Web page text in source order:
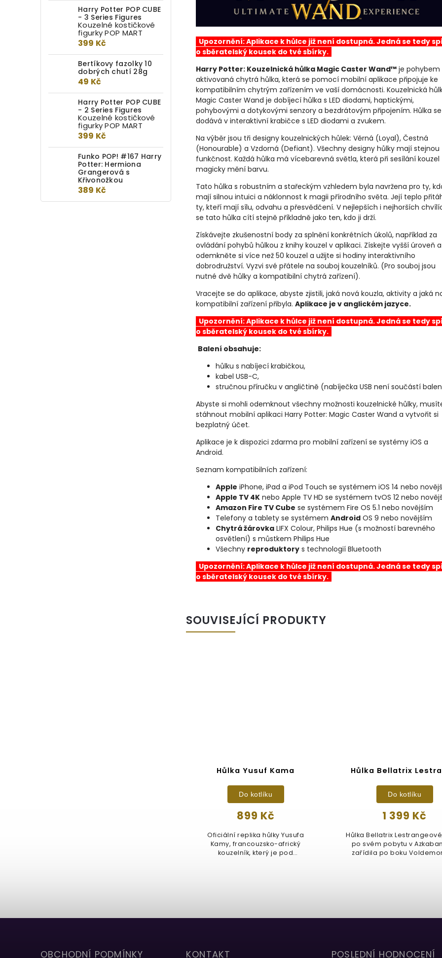
Harry Potter POP CUBE
- 3 Series Figures
Kouzelné kostičkové
figurky POP MART
399 Kč
Bertíkovy fazolky 10
dobrých chutí 28g
49 Kč
Harry Potter POP CUBE
- 2 Series Figures
Kouzelné kostičkové
figurky POP MART
399 Kč
Funko POP! #167 Harry
Potter: Hermiona
Grangerová s
Křivonožkou
389 Kč
Upozornění: Aplikace k hůlce již není dostupná. Jedná se tedy
o sběratelský kousek do tvé sbírky.
Harry Potter: Kouzelnická hůlka Magic Caster Wand™ je pohybem
aktivovaná chytrá hůlka, která se pomocí mobilní aplikace připojuje ke
kompatibilním chytrým zařízením ve vaší domácnosti. Kouzelnická
Magic Caster Wand je dobíjecí hůlka s LED diodami, haptickými,
pohybovými a dotykovými senzory a bezdrátovým připojením. Hůlka se
dodává v interaktivní krabičce s LED diodami a zvukem.
Na výběr jsou tři designy kouzelnických hůlek: Věrná (Loyal), Čestná
(Honourable) a Vzdorná (Defiant). Všechny designy hůlky mají stejnou
funkčnost. Každá hůlka má vícebarevná světla, která při sesílání kouzel
magicky mění barvu.
Tato hůlka s robustním a stařeckým vzhledem byla navržena pro ty,
mají silnou intuici a náklonnost k magii přírodního světa. Její teplo
ty, kteří mají sílu, odvahu a přesvědčení. V nejlepších i nejhorších
se tato hůlka cítí stejně příkladně jako ten, kdo ji drží.
Získávejte zkušenostní body za splnění konkrétních úkolů, například za
ovládání pohybů hůlkou z knihy kouzel v aplikaci. Získejte vyšší úroveň a
odemkněte si více než 50 kouzel a užijte si hodiny interaktivního
dobrodružství. Vyzvi své přátele na souboj kouzelníků. (Pro souboj jsou
nutné dvě hůlky a kompatibilní chytrá zařízení).
Vracejte se do aplikace, abyste zjistili, jaká nová kouzla, aktivity a jaká
kompatibilní zařízení přibyla. Aplikace je v anglickém jazyce.
Upozornění: Aplikace k hůlce již není dostupná. Jedná se tedy
o sběratelský kousek do tvé sbírky.
Balení obsahuje:
hůlku s nabíjecí krabičkou,
kabel USB-C,
stručnou příručku v angličtině (nabíječka USB není součástí
Abyste si mohli odemknout všechny možnosti kouzelnické hůlky,
stáhnout mobilní aplikaci Harry Potter: Magic Caster Wand a vytvořit si
bezplatný účet.
Aplikace je k dispozici zdarma pro mobilní zařízení se systémy iOS a
Android.
Seznam kompatibilních zařízení:
Apple iPhone, iPad a iPod Touch se systémem iOS 14 nebo
Apple TV 4K nebo Apple TV HD se systémem tvOS 12 nebo
Amazon Fire TV Cube se systémem Fire OS 5.1 nebo novějším
Telefony a tablety se systémem Android OS 9 nebo novějším
Chytrá žárovka LIFX Colour, Philips Hue (s možností barevného
osvětlení) s můstkem Philips Hue
Všechny reproduktory s technologií Bluetooth
Upozornění: Aplikace k hůlce již není dostupná. Jedná se tedy
o sběratelský kousek do tvé sbírky.
SOUVISEJÍCÍ PRODUKTY
Hůlka Yusuf Kama
899 Kč
Do kotlíku
Oficiální replika hůlky Yusufa
Kamy, francouzsko-africký
kouzelník, který je pod
Hůlka Bellatrix
1 399 Kč
Do kotlíku
Hůlka Bellatrix
po svém pobytu v
zařídila po boku
OBCHODNÍ PODMÍNKY KONTAKT POSLEDNÍ HODNOCENÍ